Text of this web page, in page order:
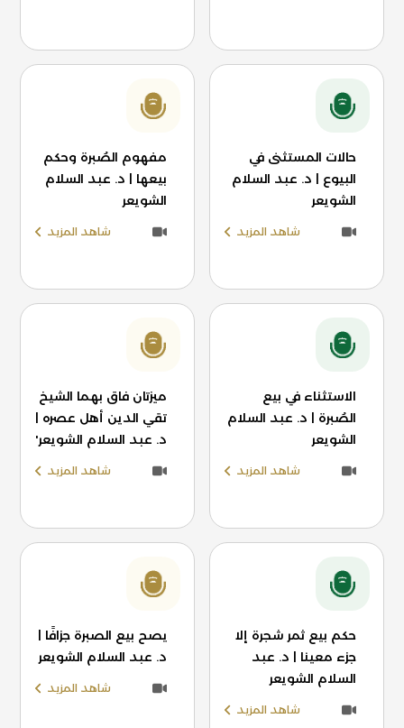
حالات المستثنى في
البيوع | د. عبد السلام
الشويعر
شاهد المزيد
مفهوم الصُبرة وحكم
بيعها | د. عبد السلام
الشويعر
شاهد المزيد
الاستثناء في بيع
الصُبرة | د. عبد السلام
الشويعر
شاهد المزيد
ميزتان فاق بهما الشيخ
تقي الدين أهل عصره |
د. عبد السلام الشويعر'
شاهد المزيد
حكم بيع ثمر شجرة إلا
جزء معينا | د. عبد
السلام الشويعر
شاهد المزيد
يصح بيع الصبرة جزافًا |
د. عبد السلام الشويعر
شاهد المزيد